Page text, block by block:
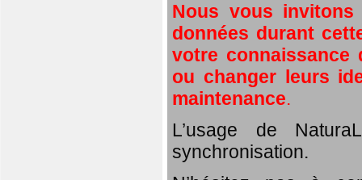
Nous vous
données durant
votre connaissance
ou changer leurs
maintenance.
L’usage de
synchronisation.